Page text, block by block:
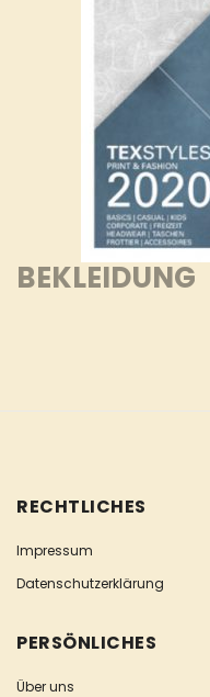
BEKLEIDUNG
RECHTLICHES
Impressum
Datenschutzerklärung
PERSÖNLICHES
Über uns